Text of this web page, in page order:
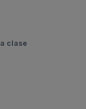
clase